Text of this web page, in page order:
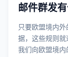
邮件群发
只要欧盟境内
据，这些规则
我们向欧盟境